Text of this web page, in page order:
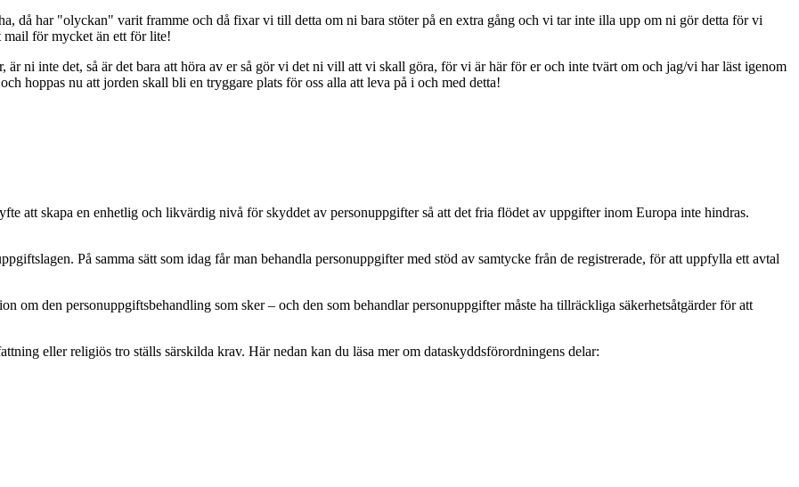
då har "olyckan" varit framme och då fixar vi till detta om ni bara stöter på en extra gång och vi tar inte illa upp om ni gör detta för vi
mail för mycket än ett för lite!
är ni inte det, så är det bara att höra av er så gör vi det ni vill att vi skall göra, för vi är här för er och inte tvärt om och jag/vi har läst igenom
hoppas nu att jorden skall bli en tryggare plats för oss alla att leva på i och med detta!
att skapa en enhetlig och likvärdig nivå för skyddet av personuppgifter så att det fria flödet av uppgifter inom Europa inte hindras.
På samma sätt som idag får man behandla personuppgifter med stöd av samtycke från de registrerade, för att uppfylla ett avtal
om den personuppgiftsbehandling som sker – och den som behandlar personuppgifter måste ha tillräckliga säkerhetsåtgärder för att
eller religiös tro ställs särskilda krav. Här nedan kan du läsa mer om dataskyddsförordningens delar: